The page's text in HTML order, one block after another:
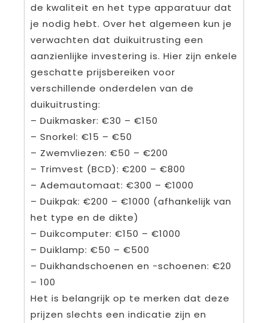
de kwaliteit en het type apparatuur dat
je nodig hebt. Over het algemeen kun je
verwachten dat duikuitrusting een
aanzienlijke investering is. Hier zijn enkele
geschatte prijsbereiken voor
verschillende onderdelen van de
duikuitrusting:
– Duikmasker: €30 – €150
– Snorkel: €15 – €50
– Zwemvliezen: €50 – €200
– Trimvest (BCD): €200 – €800
– Ademautomaat: €300 – €1000
– Duikpak: €200 – €1000 (afhankelijk van
het type en de dikte)
– Duikcomputer: €150 – €1000
– Duiklamp: €50 – €500
– Duikhandschoenen en -schoenen: €20
– 100
Het is belangrijk op te merken dat deze
prijzen slechts een indicatie zijn en